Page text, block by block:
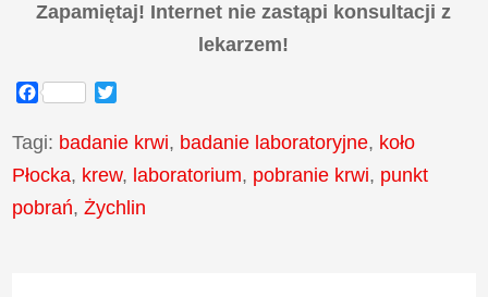
Zapamiętaj! Internet nie zastąpi konsultacji z
lekarzem!
Facebook
Tagi: badanie krwi, badanie laboratoryjne, koło
Płocka, krew, laboratorium, pobranie krwi, punkt
pobrań,Żychlin